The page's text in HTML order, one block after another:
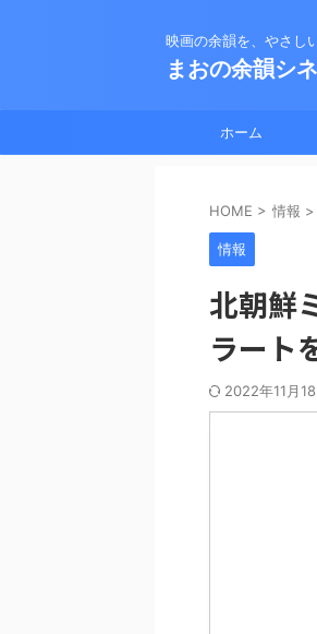
映画の余韻を、やさし
まおの余韻シ
ホーム
HOME > 情報 >
情報
北朝鮮
ラート
2022年11月18